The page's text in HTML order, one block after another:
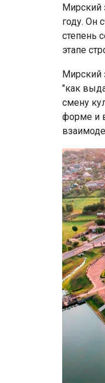
Мирский
году. Он
степень
этапе
Мирский
"как
смену
форме и